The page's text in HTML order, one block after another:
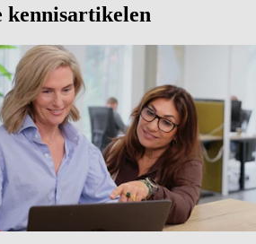
kennisartikelen